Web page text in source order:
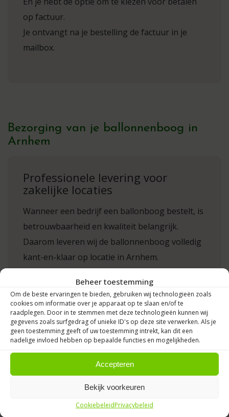
Beheer toestemming
Om de beste ervaringen te bieden, gebruiken wij technologieën zoals
cookies om informatie over je apparaat op te slaan en/of te
raadplegen. Door in te stemmen met deze technologieën kunnen wij
gegevens zoals surfgedrag of unieke ID's op deze site verwerken. Als je
geen toestemming geeft of uw toestemming intrekt, kan dit een
nadelige invloed hebben op bepaalde functies en mogelijkheden.
Accepteren
Bekijk voorkeuren
CookiebeleidPrivacybeleid
op factuur.
Je ontvangt na je bestelling de factuur in je
mailbox.
Bezorging van je ballonnenboog in
Arnhem
Professionele levering voor
zakelijke locaties
Wanneer een bedrijf een ballonboog bestelt, is
betrouwbaarheid en kwaliteit belangrijk.
Daarom leveren wij de ballonnenboog volledig
kant-en-klaar op locatie in Arnhem.
Onze specialisten plaatsen de ballonboog
bijvoorbeeld bij de ingang van een winkel,
showroom, kantoor of evenemententerrein.
Hierdoor hoef je als bedrijf zelf geen tijd te
besteden aan het opbouwen van decoraties.
Levering bij bedrijven in Arnhem